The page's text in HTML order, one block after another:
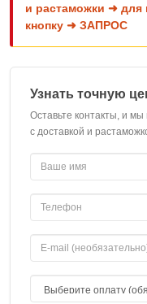
и растаможки ➜ для
кнопку ➜ ЗАПРОС
Узнать точную
Оставьте контакты, и
с доставкой и